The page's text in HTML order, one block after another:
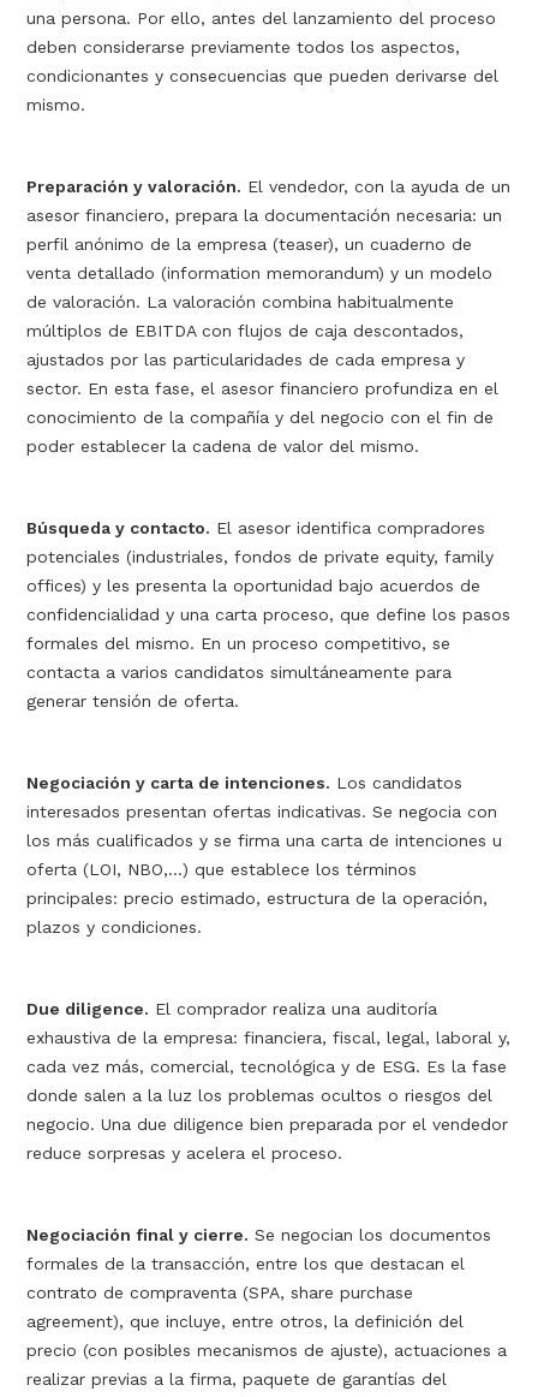
una persona. Por ello, antes del lanzamiento del proceso
deben considerarse previamente todos los aspectos,
condicionantes y consecuencias que pueden derivarse del
mismo.
Preparación y valoración. El vendedor, con la ayuda de un
asesor financiero, prepara la documentación necesaria: un
perfil anónimo de la empresa (teaser), un cuaderno de
venta detallado (information memorandum) y un modelo
de valoración. La valoración combina habitualmente
múltiplos de EBITDA con flujos de caja descontados,
ajustados por las particularidades de cada empresa y
sector. En esta fase, el asesor financiero profundiza en el
conocimiento de la compañía y del negocio con el fin de
poder establecer la cadena de valor del mismo.
Búsqueda y contacto. El asesor identifica compradores
potenciales (industriales, fondos de private equity, family
offices) y les presenta la oportunidad bajo acuerdos de
confidencialidad y una carta proceso, que define los pasos
formales del mismo. En un proceso competitivo, se
contacta a varios candidatos simultáneamente para
generar tensión de oferta.
Negociación y carta de intenciones. Los candidatos
interesados presentan ofertas indicativas. Se negocia con
los más cualificados y se firma una carta de intenciones u
oferta (LOI, NBO,…) que establece los términos
principales: precio estimado, estructura de la operación,
plazos y condiciones.
Due diligence. El comprador realiza una auditoría
exhaustiva de la empresa: financiera, fiscal, legal, laboral y,
cada vez más, comercial, tecnológica y de ESG. Es la fase
donde salen a la luz los problemas ocultos o riesgos del
negocio. Una due diligence bien preparada por el vendedor
reduce sorpresas y acelera el proceso.
Negociación final y cierre. Se negocian los documentos
formales de la transacción, entre los que destacan el
contrato de compraventa (SPA, share purchase
agreement), que incluye, entre otros, la definición del
precio (con posibles mecanismos de ajuste), actuaciones a
realizar previas a la firma, paquete de garantías del